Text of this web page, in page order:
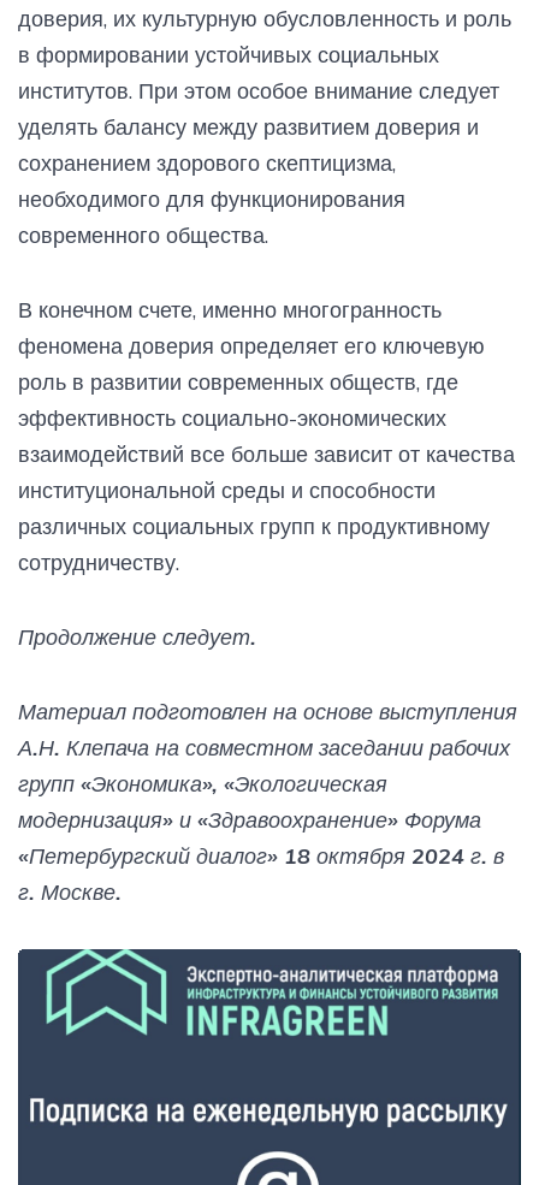
доверия, их культурную обусловленность и роль
в формировании устойчивых социальных
институтов. При этом особое внимание следует
уделять балансу между развитием доверия и
сохранением здорового скептицизма,
необходимого для функционирования
современного общества.
В конечном счете, именно многогранность
феномена доверия определяет его ключевую
роль в развитии современных обществ, где
эффективность социально-экономических
взаимодействий все больше зависит от качества
институциональной среды и способности
различных социальных групп к продуктивному
сотрудничеству.
Продолжение следует.
Материал подготовлен на основе выступления
А.Н. Клепача на совместном заседании рабочих
групп «Экономика», «Экологическая
модернизация» и «Здравоохранение» Форума
«Петербургский диалог» 18 октября 2024 г. в
г. Москве.